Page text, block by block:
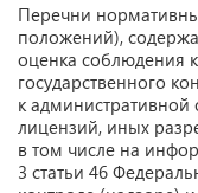
Перечни
положений),
оценка соблюдения
государственного
к административной
лицензий, иных
в том числе на
3 статьи 46